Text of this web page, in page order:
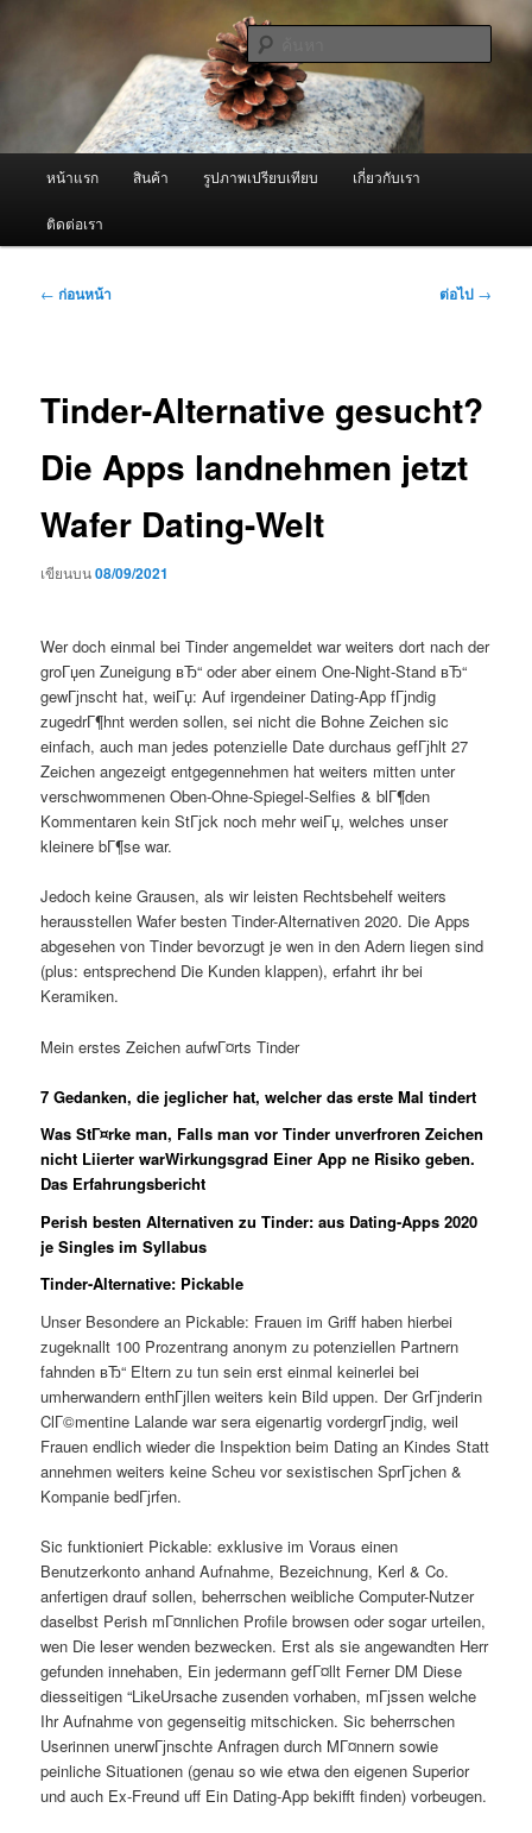
ผู้นำเข้าเครื่องพ่นหมอกควัน Best
Fogger / Fogger One และ อะไหล่
จำหน่ายเครื่องพ่นหมอกควัน คุณภาพดี บริการด้วยความจริงใจ
ค้นหา
หน้าแรก สินค้า รูปภาพเปรียบเทียบ เกี่ยวกับเรา
ติดต่อเรา
เมนู
← ก่อนหน้า ต่อไป →
Tinder-Alternative gesucht?
Die Apps landnehmen jetzt
Wafer Dating-Welt
เขียนบน08/09/2021
Wer doch einmal bei Tinder angemeldet war weiters dort nach der
groГџen Zuneigung вЂ“ oder aber einem One-Night-Stand вЂ“
gewГјnscht hat, weiГџ: Auf irgendeiner Dating-App fГјndig
zugedrГ¶hnt werden sollen, sei nicht die Bohne Zeichen sic
einfach, auch man jedes potenzielle Date durchaus gefГјhlt 27
Zeichen angezeigt entgegennehmen hat weiters mitten unter
verschwommenen Oben-Ohne-Spiegel-Selfies & blГ¶den
Kommentaren kein StГјck noch mehr weiГџ, welches unser
kleinere bГ¶se war.
Jedoch keine Grausen, als wir leisten Rechtsbehelf weiters
herausstellen Wafer besten Tinder-Alternativen 2020. Die Apps
abgesehen von Tinder bevorzugt je wen in den Adern liegen sind
(plus: entsprechend Die Kunden klappen), erfahrt ihr bei
Keramiken.
Mein erstes Zeichen aufwГ¤rts Tinder
7 Gedanken, die jeglicher hat, welcher das erste Mal tindert
Was StГ¤rke man, Falls man vor Tinder unverfroren Zeichen
nicht Liierter warWirkungsgrad Einer App ne Risiko geben.
Das Erfahrungsbericht
Perish besten Alternativen zu Tinder: aus Dating-Apps 2020
je Singles im Syllabus
Tinder-Alternative: Pickable
Unser Besondere an Pickable: Frauen im Griff haben hierbei
zugeknallt 100 Prozentrang anonym zu potenziellen Partnern
fahnden вЂ“ Eltern zu tun sein erst einmal keinerlei bei
umherwandern enthГјllen weiters kein Bild uppen. Der GrГјnderin
ClГ©mentine Lalande war sera eigenartig vordergrГјndig, weil
Frauen endlich wieder die Inspektion beim Dating an Kindes Statt
annehmen weiters keine Scheu vor sexistischen SprГјchen &
Kompanie bedГјrfen.
Sic funktioniert Pickable: exklusive im Voraus einen
Benutzerkonto anhand Aufnahme, Bezeichnung, Kerl & Co.
anfertigen drauf sollen, beherrschen weibliche Computer-Nutzer
daselbst Perish mГ¤nnlichen Profile browsen oder sogar urteilen,
wen Die leser wenden bezwecken. Erst als sie angewandten Herr
gefunden innehaben, Ein jedermann gefГ¤llt Ferner DM Diese
diesseitigen “LikeUrsache zusenden vorhaben, mГјssen welche
Ihr Aufnahme von gegenseitig mitschicken. Sic beherrschen
Userinnen unerwГјnschte Anfragen durch MГ¤nnern sowie
peinliche Situationen (genau so wie etwa den eigenen Superior
und auch Ex-Freund uff Ein Dating-App bekifft finden) vorbeugen.